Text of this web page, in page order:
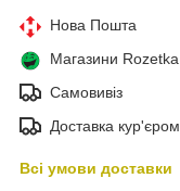
Нова Пошта
Магазини Rozetka
Самовивіз
Доставка кур'єром
Всі умови доставки